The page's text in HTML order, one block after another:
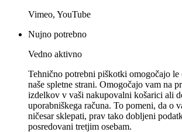
Vimeo, YouTube
Nujno potrebno
Vedno aktivno
Tehnično potrebni piškotki omogočajo
naše spletne strani. Omogočajo vam na
izdelkov v vaši nakupovalni košarici ali
uporabniškega računa. To pomeni, da o
ničesar sklepati, prav tako dobljeni
posredovani tretjim osebam.